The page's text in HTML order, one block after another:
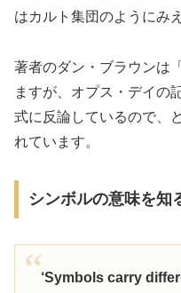
はカルト集団のようにみ
著者のダン・ブラウンは
ますが、オプス・デイの
式に反論しているので、
れています。
シンボルの意味を知
‘Symbols carry